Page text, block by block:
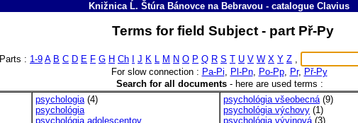
Knižnica Ĺ. Štúra Bánovce na Bebravou - catalogue Clavius
Terms for field Subject - part Př-Py
Parts : 1-9 A B C D E F G H Ch J K L M N O P Q R S T U V W X Y Z ,
For slow connection : Pa-Pi, Pl-Pn, Po-Pp, Pr, Př-Py
Search for all documents- here are used terms :
psychologia(4)
psychológia
psychológia adolescentov
psychológia všeobecná(9)
psychológia výchovy (1)
psychológia vývinová(3)